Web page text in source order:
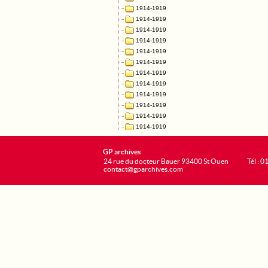
GP archives
24 rue du docteur Bauer 93400 St Ouen
contact@gparchives.com
Tél :